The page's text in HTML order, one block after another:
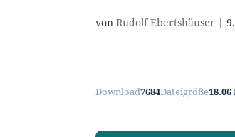
vonRudolf Ebertshäuser |
Download7684Dateigröße18.06